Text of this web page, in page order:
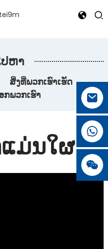
ຫາ
ສິ່ງທີ່ພວກເຮົາເຮັດ
ກພວກເຮົາ
ແມ່ນໃຜ